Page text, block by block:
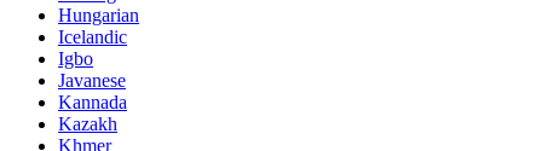
Hungarian
Icelandic
Igbo
Javanese
Kannada
Kazakh
Khmer